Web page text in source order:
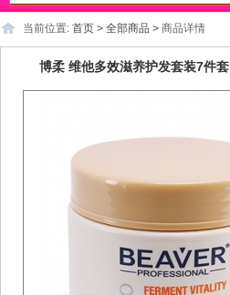
当前位置: 首页 > 全部商品 > 商品详情
博柔 维他多效滋养护发套装7件套